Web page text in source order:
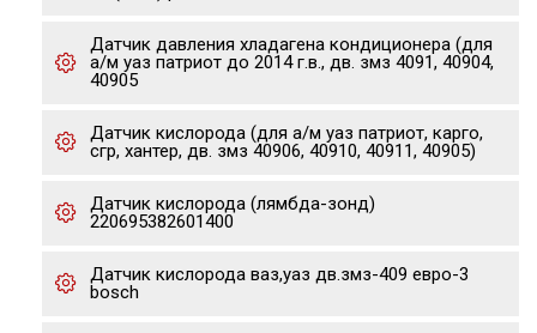
Датчик давления хладагена кондиционера (для
а/м уаз патриот до 2014 г.в., дв. змз 4091, 40904,
40905
Датчик кислорода (для а/м уаз патриот, карго,
сгр, хантер, дв. змз 40906, 40910, 40911, 40905)
Датчик кислорода (лямбда-зонд)
220695382601400
Датчик кислорода ваз,уаз дв.змз-409 евро-3
bosch